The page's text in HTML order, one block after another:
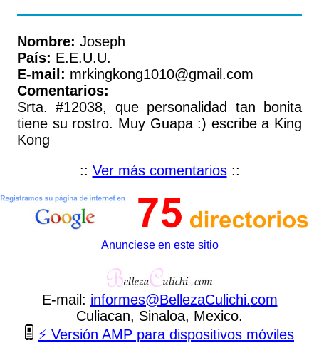
Nombre: Joseph
País: E.E.U.U.
E-mail: mrkingkong1010@gmail.com
Comentarios:
Srta. #12038, que personalidad tan bonita
tiene su rostro. Muy Guapa :) escribe a King
Kong
:: Ver más comentarios::
Anunciese en este sitio
E-mail: informes@BellezaCulichi.com
Culiacan, Sinaloa, Mexico.
⚡ Versión AMP para dispositivos móviles